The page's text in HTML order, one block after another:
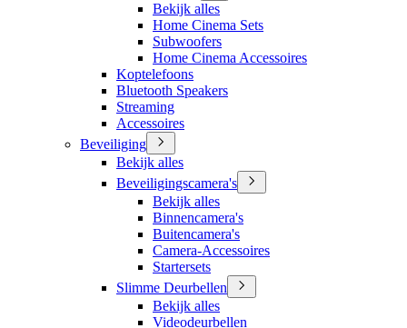
Bekijk alles
Home Cinema Sets
Subwoofers
Home Cinema Accessoires
Koptelefoons
Bluetooth Speakers
Streaming
Accessoires
Beveiliging
Bekijk alles
Beveiligingscamera's
Bekijk alles
Binnencamera's
Buitencamera's
Camera-Accessoires
Startersets
Slimme Deurbellen
Bekijk alles
Videodeurbellen